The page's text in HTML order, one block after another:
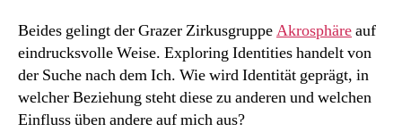
Beides gelingt der Grazer ZirkusgruppeAkrosphäreauf
eindrucksvolle Weise. Exploring Identities handelt von
der Suche nach dem Ich. Wie wird Identität geprägt, in
welcher Beziehung steht diese zu anderen und welchen
Einfluss üben andere auf mich aus?